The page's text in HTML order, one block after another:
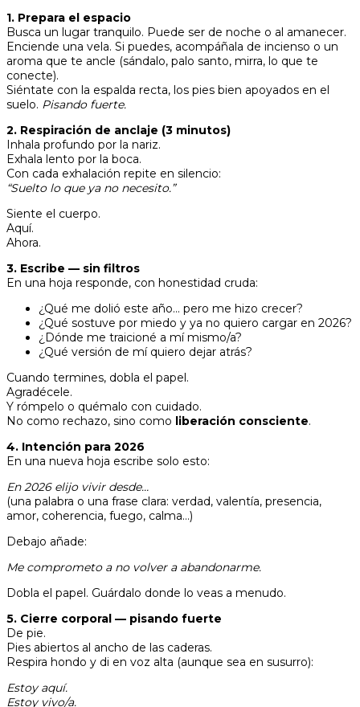
1. Prepara el espacio
Busca un lugar tranquilo. Puede ser de noche o al amanecer.
Enciende una vela. Si puedes, acompáñala de incienso o un
aroma que te ancle (sándalo, palo santo, mirra, lo que te
conecte).
Siéntate con la espalda recta, los pies bien apoyados en el
suelo. Pisando fuerte.
2. Respiración de anclaje (3 minutos)
Inhala profundo por la nariz.
Exhala lento por la boca.
Con cada exhalación repite en silencio:
“Suelto lo que ya no necesito.”
Siente el cuerpo.
Aquí.
Ahora.
3. Escribe — sin filtros
En una hoja responde, con honestidad cruda:
¿Qué me dolió este año… pero me hizo crecer?
¿Qué sostuve por miedo y ya no quiero cargar en 2026?
¿Dónde me traicioné a mí mismo/a?
¿Qué versión de mí quiero dejar atrás?
Cuando termines, dobla el papel.
Agradécele.
Y rómpelo o quémalo con cuidado.
No como rechazo, sino como liberación consciente.
4. Intención para 2026
En una nueva hoja escribe solo esto:
En 2026 elijo vivir desde…
(una palabra o una frase clara: verdad, valentía, presencia,
amor, coherencia, fuego, calma…)
Debajo añade:
Me comprometo a no volver a abandonarme.
Dobla el papel. Guárdalo donde lo veas a menudo.
5. Cierre corporal — pisando fuerte
De pie.
Pies abiertos al ancho de las caderas.
Respira hondo y di en voz alta (aunque sea en susurro):
Estoy aquí.
Estoy vivo/a.